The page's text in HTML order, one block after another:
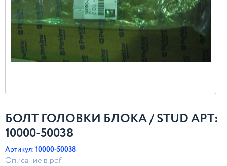
БОЛТ ГОЛОВКИ БЛОКА / STUD АРТ:
10000-50038
Артикул: 10000-50038
Описание в pdf